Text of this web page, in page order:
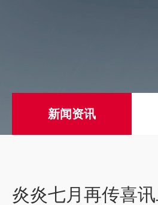
新闻资讯
炎炎七月再传喜